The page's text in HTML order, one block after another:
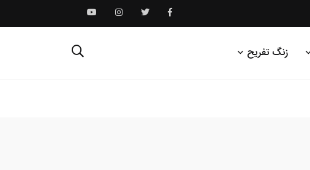
زنگ تفریح